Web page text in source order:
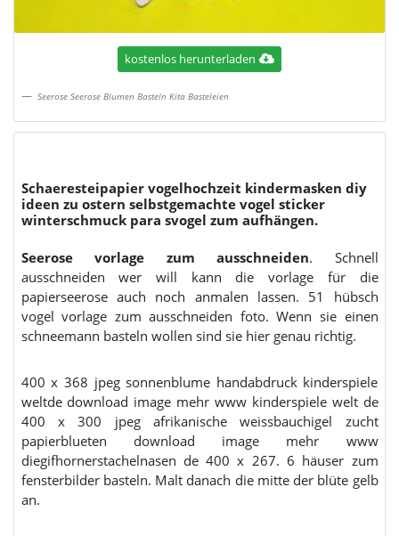
kostenlos herunterladen
Seerose Seerose Blumen Basteln Kita Basteleien
Schaeresteipapier vogelhochzeit kindermasken diy
ideen zu ostern selbstgemachte vogel sticker
winterschmuck para svogel zum aufhängen.
Seerose vorlage zum ausschneiden. Schnell
ausschneiden wer will kann die vorlage für die
papierseerose auch noch anmalen lassen. 51 hübsch
vogel vorlage zum ausschneiden foto. Wenn sie einen
schneemann basteln wollen sind sie hier genau richtig.
400 x 368 jpeg sonnenblume handabdruck kinderspiele
weltde download image mehr www kinderspiele welt de
400 x 300 jpeg afrikanische weissbauchigel zucht
papierblueten download image mehr www
diegifhornerstachelnasen de 400 x 267. 6 häuser zum
fensterbilder basteln. Malt danach die mitte der blüte gelb
an.